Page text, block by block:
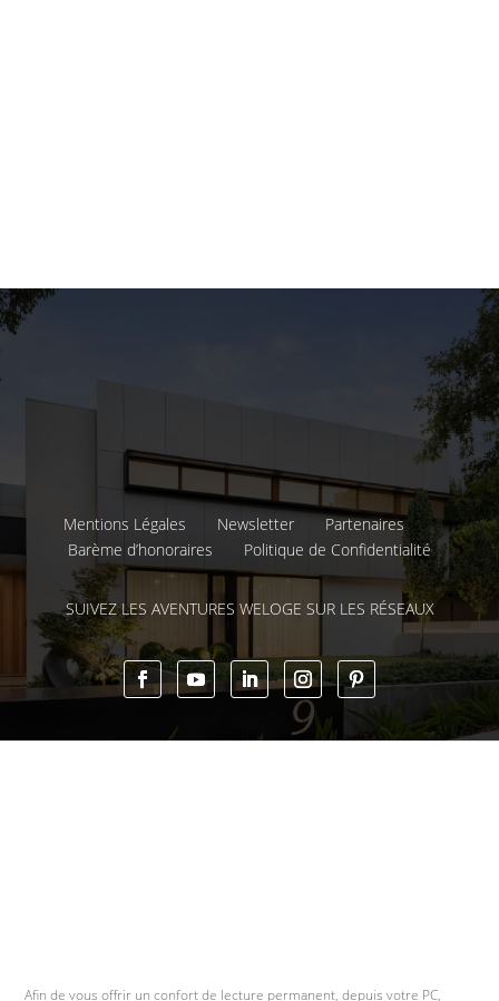
Mentions Légales Newsletter
Partenaires
Barème d’honoraires
Politique de Confidentialité
SUIVEZ LES AVENTURES WELOGE SUR LES RÉSEAUX
Afin de vous offrir un confort de lecture permanent, depuis votre PC,